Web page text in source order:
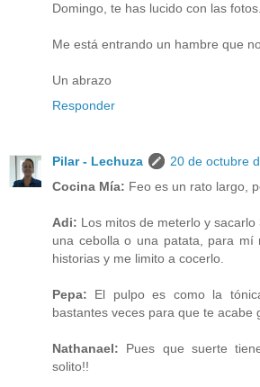
Domingo, te has lucido con las
Me está entrando un hambre que
Un abrazo
Responder
Pilar - Lechuza
20 de octubre
Cocina Mía: Feo es un rato largo,
Adi: Los mitos de meterlo y
una cebolla o una patata, para mí
historias y me limito a cocerlo.
Pepa: El pulpo es como la
bastantes veces para que te acabe
Nathanael: Pues que suerte
solito!!